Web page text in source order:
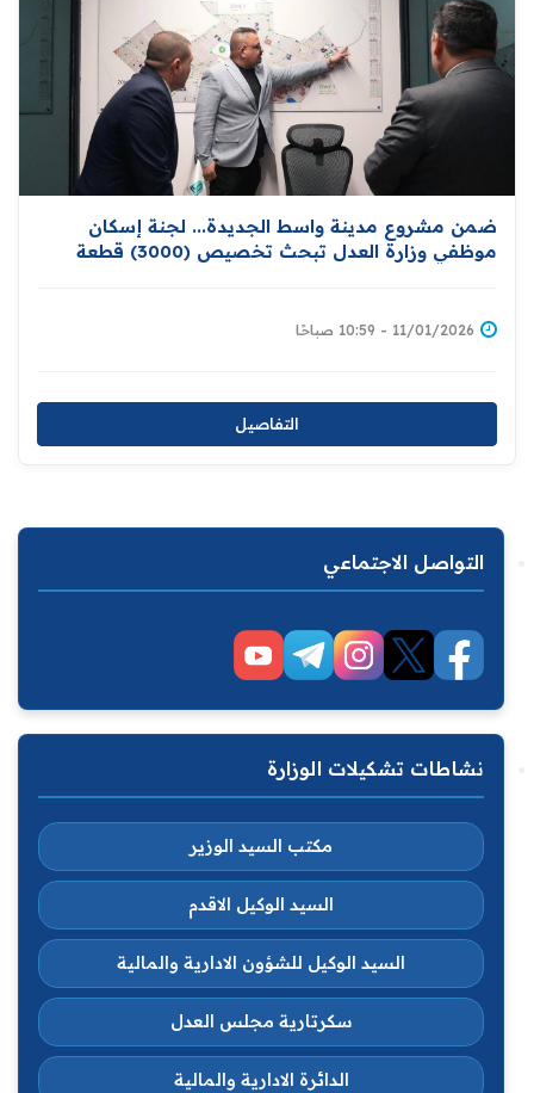
ضمن مشروع مدينة واسط الجديدة... لجنة إسكان
موظفي وزارة العدل تبحث تخصيص (3000) قطعة
11/01/2026 - 10:59 صباحًا
التفاصيل
التواصل الاجتماعي
نشاطات تشكيلات الوزارة
مكتب السيد الوزير
السيد الوكيل الاقدم
السيد الوكيل للشؤون الادارية والمالية
سكرتارية مجلس العدل
الدائرة الادارية والمالية